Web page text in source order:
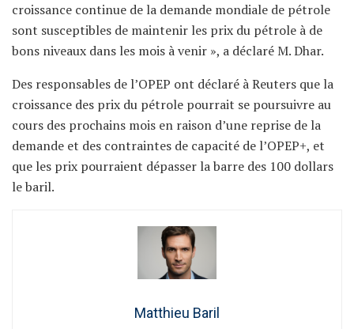
croissance continue de la demande mondiale de pétrole
sont susceptibles de maintenir les prix du pétrole à de
bons niveaux dans les mois à venir », a déclaré M. Dhar.
Des responsables de l’OPEP ont déclaré à Reuters que la
croissance des prix du pétrole pourrait se poursuivre au
cours des prochains mois en raison d’une reprise de la
demande et des contraintes de capacité de l’OPEP+, et
que les prix pourraient dépasser la barre des 100 dollars
le baril.
Matthieu Baril